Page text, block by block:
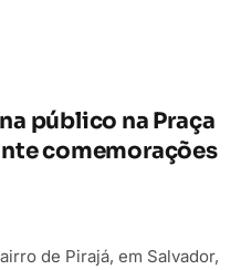
público na Praça
comemorações
de Pirajá, em Salvador,